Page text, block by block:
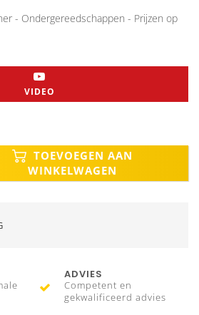
- Ondergereedschappen - Prijzen op
VIDEO
TOEVOEGEN AAN
WINKELWAGEN
ADVIES
Competent en
gekwalificeerd advies